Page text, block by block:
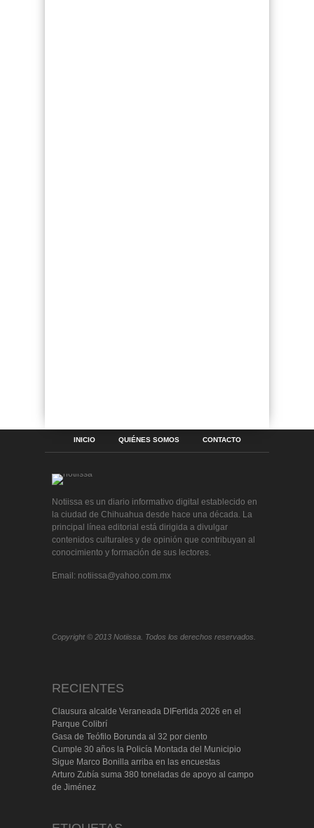
INICIO QUIÉNES SOMOS CONTACTO
Notiissa es un diario informativo digital establecido en
la ciudad de Chihuahua desde hace una década. La
principal línea editorial está dirigida a divulgar
contenidos culturales y de opinión que contribuyan al
conocimiento y formación de sus lectores.
Email: notiissa@yahoo.com.mx
Copyright © 2013 Notiissa. Todos los derechos reservados.
RECIENTES
Clausura alcalde Veraneada DIFertida 2026 en el
Parque Colibrí
Gasa de Teófilo Borunda al 32 por ciento
Cumple 30 años la Policía Montada del Municipio
Sigue Marco Bonilla arriba en las encuestas
Arturo Zubía suma 380 toneladas de apoyo al campo
de Jiménez